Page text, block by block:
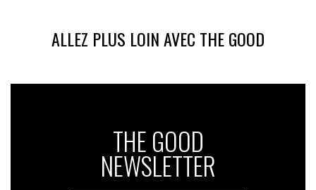
ALLEZ PLUS LOIN AVEC THE GOOD
THE GOOD
NEWSLETTER